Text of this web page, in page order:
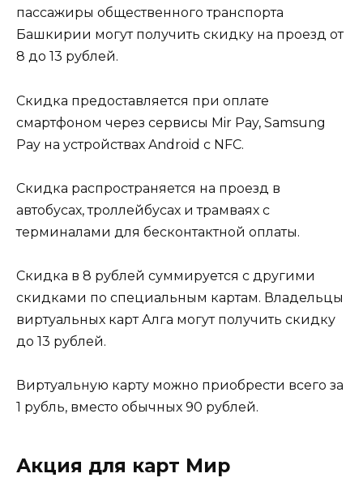
пассажиры общественного транспорта
Башкирии могут получить скидку на проезд от
8 до 13 рублей.
Скидка предоставляется при оплате
смартфоном через сервисы Mir Pay, Samsung
Pay на устройствах Android с NFC.
Скидка распространяется на проезд в
автобусах, троллейбусах и трамваях с
терминалами для бесконтактной оплаты.
Скидка в 8 рублей суммируется с другими
скидками по специальным картам. Владельцы
виртуальных карт Алга могут получить скидку
до 13 рублей.
Виртуальную карту можно приобрести всего за
1 рубль, вместо обычных 90 рублей.
Акция для карт Мир